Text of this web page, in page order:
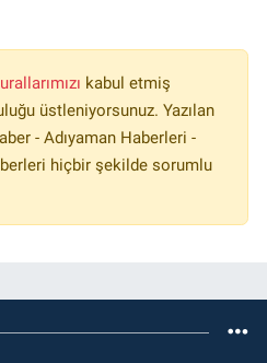
kabul etmiş
üstleniyorsunuz. Yazılan
- Adıyaman Haberleri -
hiçbir şekilde sorumlu